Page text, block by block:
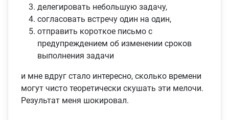
делегировать небольшую задачу,
согласовать встречу один на один,
отправить короткое письмо с
предупреждением об изменении сроков
выполнения задачи
и мне вдруг стало интересно, сколько времени
могут чисто теоретически скушать эти мелочи.
Результат меня шокировал.